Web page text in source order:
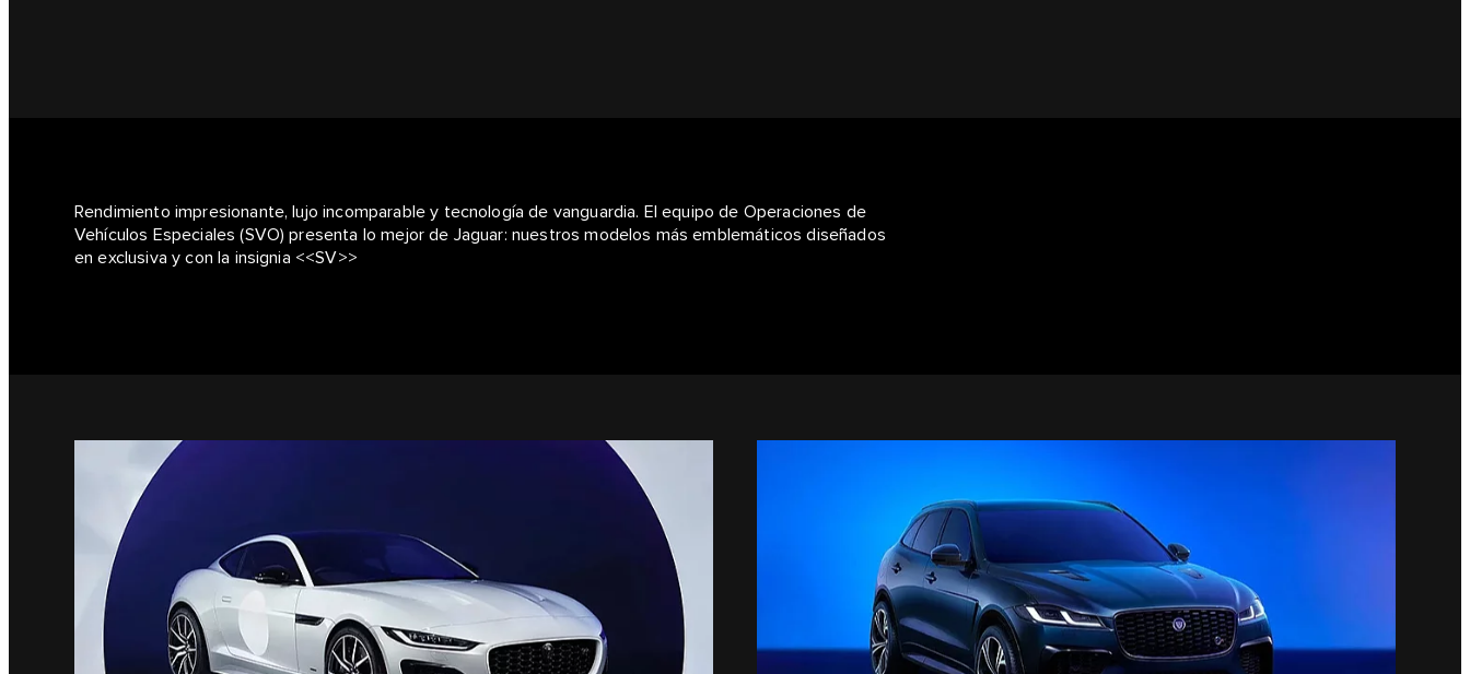
Rendimiento impresionante, lujo incomparable y tecnología de vanguardia. El equipo de Operaciones de
Vehículos Especiales (SVO) presenta lo mejor de Jaguar: nuestros modelos más emblemáticos diseñados
en exclusiva y con la insignia <<SV>>